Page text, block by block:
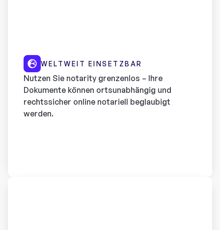
WELTWEIT EINSETZBAR
Nutzen Sie notarity grenzenlos – Ihre
Dokumente können ortsunabhängig und
rechtssicher online notariell beglaubigt
werden.